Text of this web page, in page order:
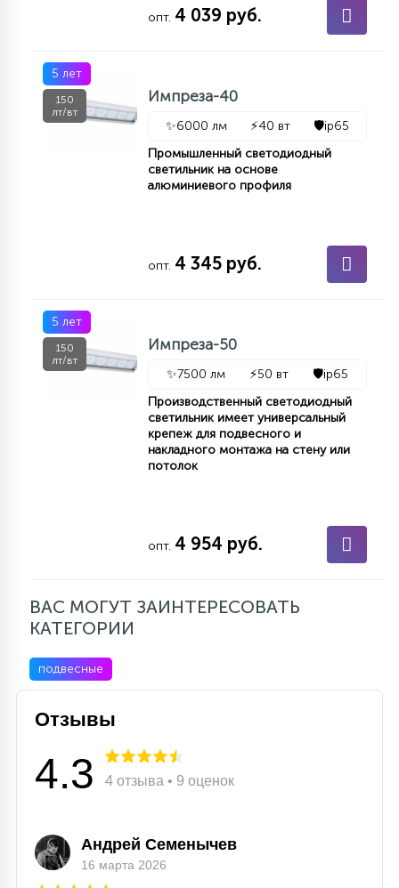
опт. 4 039 руб.
5 лет
150
лт/вт
Импреза-40
✨6000 лм ⚡40 вт 🛡️ip65
Промышленный светодиодный
светильник на основе
алюминиевого профиля
опт. 4 345 руб.
5 лет
150
лт/вт
Импреза-50
✨7500 лм ⚡50 вт 🛡️ip65
Производственный светодиодный
светильник имеет универсальный
крепеж для подвесного и
накладного монтажа на стену или
потолок
опт. 4 954 руб.
ВАС МОГУТ ЗАИНТЕРЕСОВАТЬ
КАТЕГОРИИ
подвесные
Отзывы
4.3 4 отзыва • 9 оценок
Андрей Семенычев
16 марта 2026